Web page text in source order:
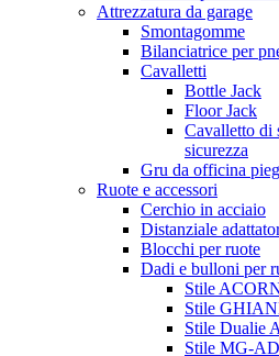
Attrezzatura da garage
Smontagomme
Bilanciatrice per
Cavalletti
Bottle Jack
Floor Jack
Cavalletto di
sicurezza
Gru da officina
Ruote e accessori
Cerchio in acciaio
Distanziale
Blocchi per ruote
Dadi e bulloni per
Stile
Stile
Stile Dualie
Stile MG-